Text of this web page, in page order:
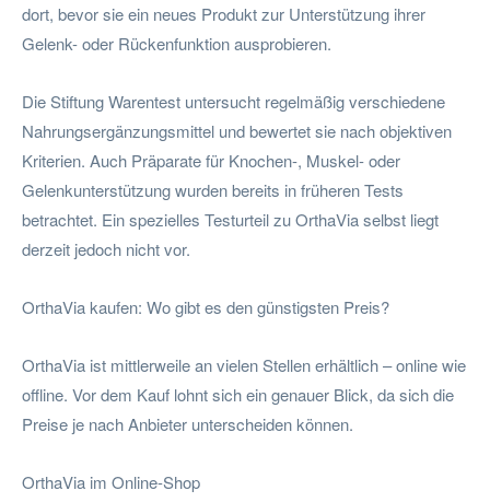
dort, bevor sie ein neues Produkt zur Unterstützung ihrer
Gelenk- oder Rückenfunktion ausprobieren.
Die Stiftung Warentest untersucht regelmäßig verschiedene
Nahrungsergänzungsmittel und bewertet sie nach objektiven
Kriterien. Auch Präparate für Knochen-, Muskel- oder
Gelenkunterstützung wurden bereits in früheren Tests
betrachtet. Ein spezielles Testurteil zu OrthaVia selbst liegt
derzeit jedoch nicht vor.
OrthaVia kaufen: Wo gibt es den günstigsten Preis?
OrthaVia ist mittlerweile an vielen Stellen erhältlich – online wie
offline. Vor dem Kauf lohnt sich ein genauer Blick, da sich die
Preise je nach Anbieter unterscheiden können.
OrthaVia im Online-Shop